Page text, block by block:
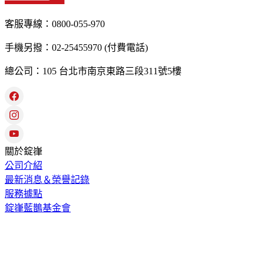
客服專線：0800-055-970
手機另撥：02-25455970 (付費電話)
總公司：105 台北市南京東路三段311號5樓
關於錠嵂
公司介紹
最新消息＆榮譽記錄
服務據點
錠嵂藍鵲基金會